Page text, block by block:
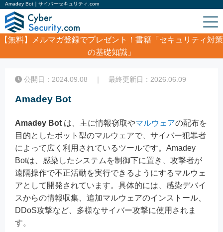
Amadey Bot｜サイバーセキュリティ.com
【無料】
メルマガ登録でプレゼント！書籍「セキュリティ対策
の基礎知識」
Amadey Bot
公開日：2024.09.08 ｜ 最終更新日：2026.06.09
Amadey Bot
Amadey Bot は、主に情報窃取やマルウェアの配布を
目的としたボット型のマルウェアで、サイバー犯罪者
によって広く利用されているツールです。Amadey
Botは、感染したシステムを制御下に置き、攻撃者が
遠隔操作で不正活動を実行できるようにするマルウェ
アとして開発されています。具体的には、感染デバイ
スからの情報収集、追加マルウェアのインストール、
DDoS攻撃など、多様なサイバー攻撃に使用されま
す。